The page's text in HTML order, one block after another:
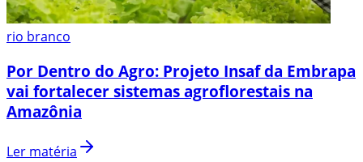
rio branco
Por Dentro do Agro: Projeto Insaf da Embrapa
vai fortalecer sistemas agroflorestais na
Amazônia
Ler matéria